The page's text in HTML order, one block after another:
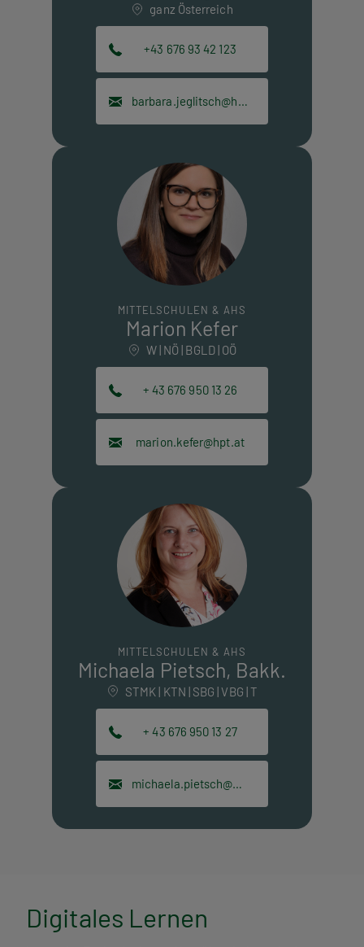
ganz Österreich
+43 676 93 42 123
barbara.jeglitsch@hpt.at
MITTELSCHULEN & AHS
Marion Kefer
W | NÖ | BGLD | OÖ
+ 43 676 950 13 26
marion.kefer@hpt.at
MITTELSCHULEN & AHS
Michaela Pietsch, Bakk.
STMK | KTN | SBG | VBG | T
+ 43 676 950 13 27
Digitales Lernen